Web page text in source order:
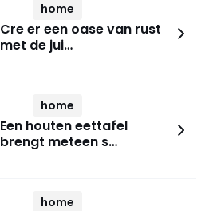
home
Cre er een oase van rust
met de jui…
home
Een houten eettafel
brengt meteen s…
home